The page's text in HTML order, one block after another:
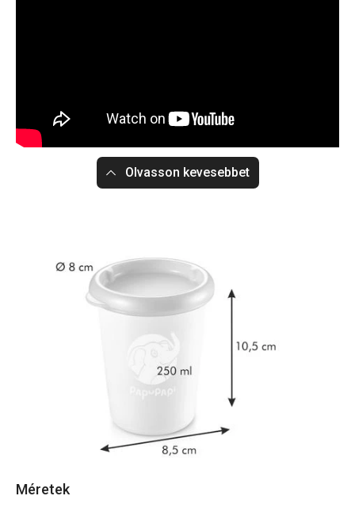
Olvasson kevesebbet
Méretek